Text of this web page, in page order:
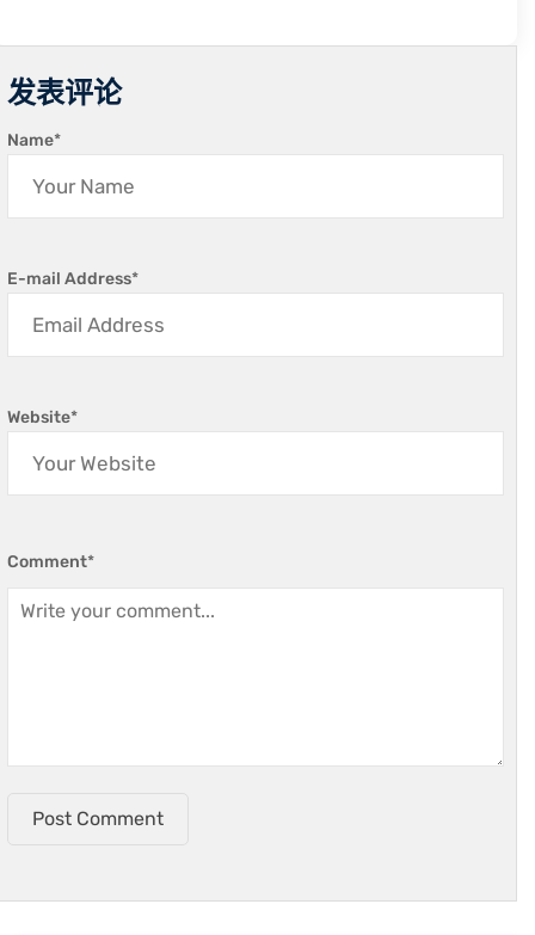
发表评论
Name*
E-mail Address*
Website*
Comment*
Post Comment